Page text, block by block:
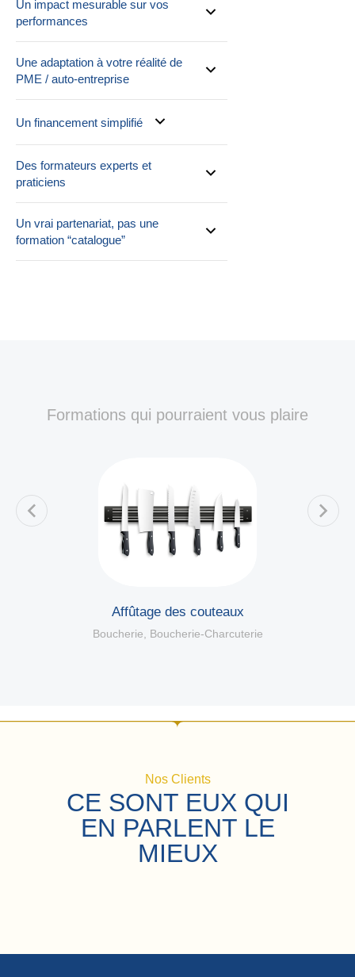
Un impact mesurable sur vos
performances
Une adaptation à votre réalité de
PME / auto-entreprise
Un financement simplifié
Des formateurs experts et
praticiens
Un vrai partenariat, pas une
formation “catalogue”
Formations qui pourraient vous plaire
Affûtage des couteaux
Boucherie Boucherie-Charcuterie
Nos Clients
CE SONT EUX QUI
EN PARLENT LE
MIEUX